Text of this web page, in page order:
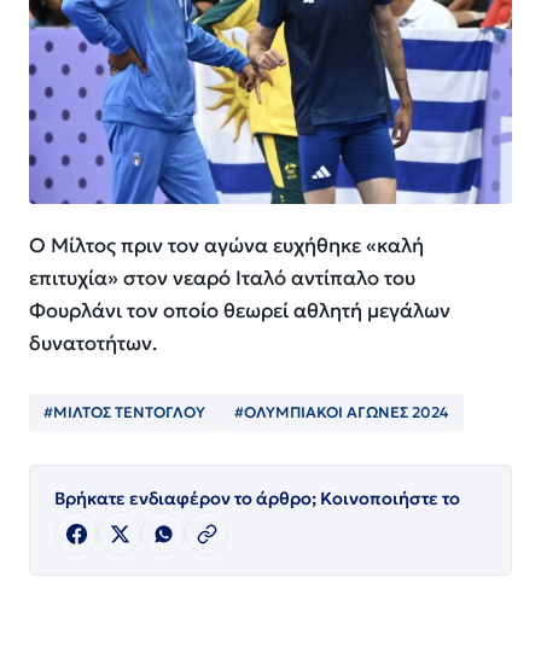
Ο Μίλτος πριν τον αγώνα ευχήθηκε «καλή
επιτυχία» στον νεαρό Ιταλό αντίπαλο του
Φουρλάνι τον οποίο θεωρεί αθλητή μεγάλων
δυνατοτήτων.
#ΜΙΛΤΟΣ ΤΕΝΤΟΓΛΟΥ #ΟΛΥΜΠΙΑΚΟΙ ΑΓΩΝΕΣ 2024
Βρήκατε ενδιαφέρον το άρθρο; Κοινοποιήστε το